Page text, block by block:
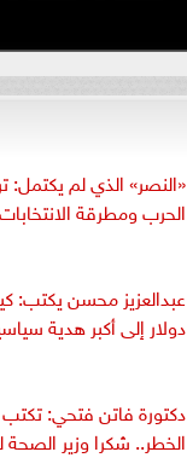
«النصر» الذي لم
الحرب ومطرقة الانتخابات
دولار إلى أكبر هدية
دكتورة فاتن فتحي:
الخطر.. شكرا وزير الصحة